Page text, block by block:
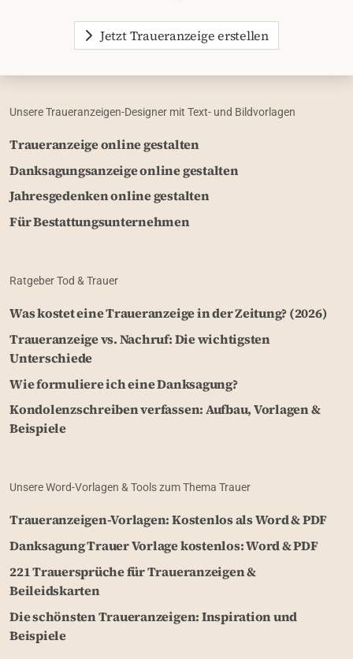
Jetzt Traueranzeige erstellen
Unsere Traueranzeigen-Designer mit Text- und Bildvorlagen
Traueranzeige online gestalten
Danksagungsanzeige online gestalten
Jahresgedenken online gestalten
Für Bestattungsunternehmen
Ratgeber Tod & Trauer
Was kostet eine Traueranzeige in der Zeitung? (2026)
Traueranzeige vs. Nachruf: Die wichtigsten
Unterschiede
Wie formuliere ich eine Danksagung?
Kondolenzschreiben verfassen: Aufbau, Vorlagen &
Beispiele
Unsere Word-Vorlagen & Tools zum Thema Trauer
Traueranzeigen-Vorlagen: Kostenlos als Word & PDF
Danksagung Trauer Vorlage kostenlos: Word & PDF
221 Trauersprüche für Traueranzeigen &
Beileidskarten
Die schönsten Traueranzeigen: Inspiration und
Beispiele